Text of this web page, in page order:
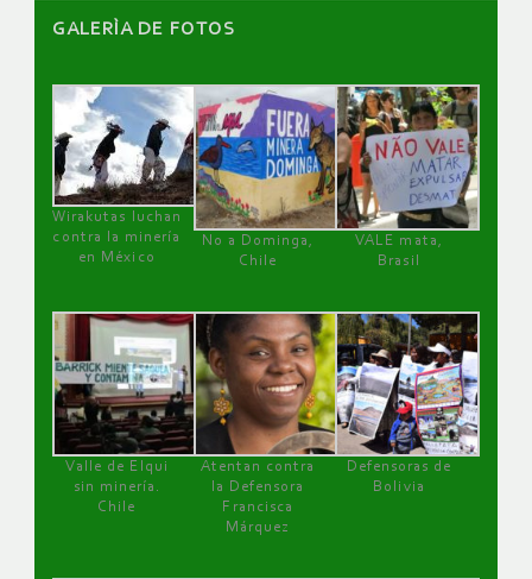
GALERÌA DE FOTOS
Wirakutas luchan
contra la minería
en México
No a Dominga,
Chile
VALE mata,
Brasil
Valle de Elqui
sin minería.
Chile
Atentan contra
la Defensora
Francisca
Márquez
Defensoras de
Bolivia